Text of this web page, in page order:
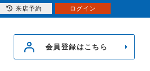
会員登録はこちら
来店予約 ログイン